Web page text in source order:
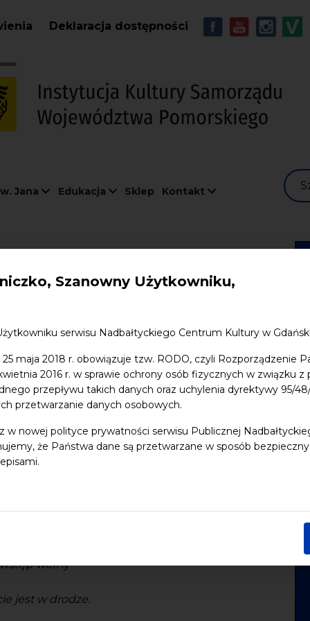
Szanowny Użytkowniku,
serwisu Nadbałtyckiego Centrum Kultury w
maja 2018 r. obowiązuje tzw. RODO, czyli Rozporządzenie
2016 r. w sprawie ochrony osób fizycznych w związku
przepływu takich danych oraz uchylenia dyrektywy 95/
przetwarzanie danych osobowych.
w nowej polityce prywatności serwisu Publicznej
że Państwa dane są przetwarzane w sposób
Deklaracja dostępności MENU -
Jana Edukacja Sklep Kontakt
Wystawa "W
iCal
wystaw zbiorowych Danuty Joppek
wstęp wolny
jest w drodze.